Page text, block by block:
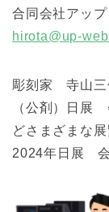
合同会社アッ
hirota@up-
彫刻家 寺山三
（公剤）日展
どさまざまな
2024年日展